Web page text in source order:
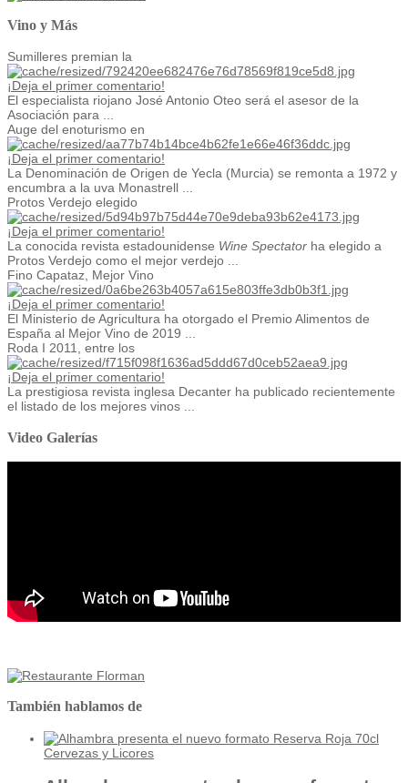
Vino y Más
Sumilleres premian la
¡Deja el primer comentario!
El especialista riojano José Antonio Oteo será el asesor de la
Asociación para ...
Auge del enoturismo en
¡Deja el primer comentario!
La Denominación de Origen de Yecla (Murcia) se remonta a 1972 y
encumbra a la uva Monastrell ...
Protos Verdejo elegido
¡Deja el primer comentario!
La conocida revista estadounidense Wine Spectator ha elegido a
Protos Verdejo como el mejor verdejo ...
Fino Capataz, Mejor Vino
¡Deja el primer comentario!
El Ministerio de Agricultura ha otorgado el Premio Alimentos de
España al Mejor Vino de 2019 ...
Roda I 2011, entre los
¡Deja el primer comentario!
La prestigiosa revista inglesa Decanter ha publicado recientemente
el listado de los mejores vinos ...
Video Galerías
También hablamos de
Cervezas y Licores